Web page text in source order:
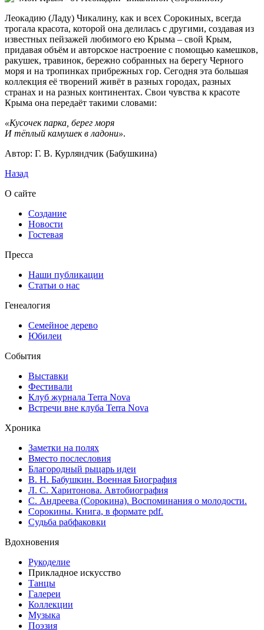
Леокадию (Ладу) Чикалину, как и всех Сорокиных, всегда
трогала красота, которой она делилась с другими, создавая из
известных пейзажей любимого ею Крыма – свой Крым,
придавая объём и авторское настроение с помощью камешков,
ракушек, травинок, бережно собранных на берегу Черного
моря и на тропинках прибрежных гор. Сегодня эта большая
коллекция её творений живёт в разных городах, разных
странах и на разных континентах. Свои чувства к красоте
Крыма она передаёт такими словами:
«Кусочек парка, берег моря
И тёплый камушек в ладони».
Автор: Г. В. Курляндчик (Бабушкина)
Назад
О сайте
Создание
Новости
Гостевая
Пресса
Наши публикации
Статьи о нас
Генеалогия
Семейное дерево
Юбилеи
События
Выставки
Фестивали
Клуб журнала Terra Nova
Встречи вне клуба Terra Nova
Хроника
Заметки на полях
Вместо послесловия
Благородный рыцарь идеи
В. Н. Бабушкин. Военная Биография
Л. С. Харитонова. Автобиография
С. Андреева (Сорокина). Воспоминания о молодости.
Сорокины. Книга, в формате pdf.
Судьба рабфаковки
Вдохновения
Рукоделие
Прикладное искусство
Танцы
Галереи
Коллекции
Музыка
Поэзия